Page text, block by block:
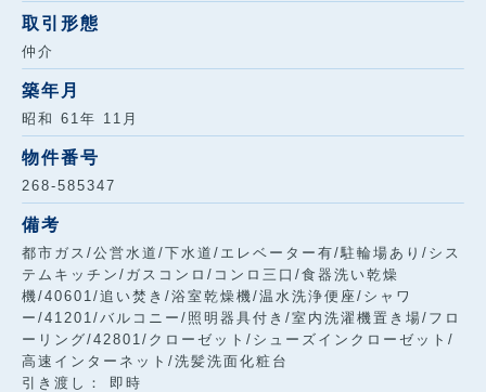
取引形態
仲介
築年月
昭和 61年 11月
物件番号
268-585347
備考
都市ガス/公営水道/下水道/エレベーター有/駐輪場あり/シス
テムキッチン/ガスコンロ/コンロ三口/食器洗い乾燥
機/40601/追い焚き/浴室乾燥機/温水洗浄便座/シャワ
ー/41201/バルコニー/照明器具付き/室内洗濯機置き場/フロ
ーリング/42801/クローゼット/シューズインクローゼット/
高速インターネット/洗髪洗面化粧台
引き渡し： 即時